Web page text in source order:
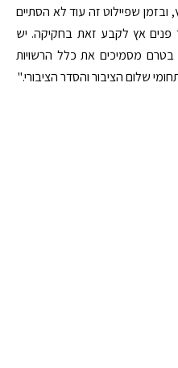
הארץ, ובזמן שפיילוט זה עוד לא הסתיים
פנים אץ לקבע זאת בחקיקה. יש
בטרם מסמיכים את כלל הרשויות
שלום הציבור והסדר הציבורי."